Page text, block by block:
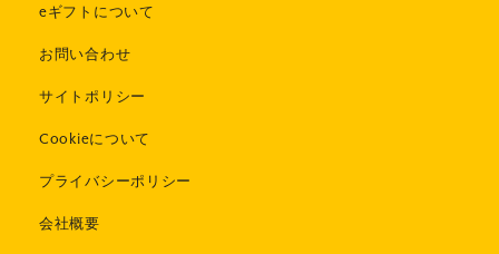
eギフトについて
お問い合わせ
サイトポリシー
Cookieについて
プライバシーポリシー
会社概要